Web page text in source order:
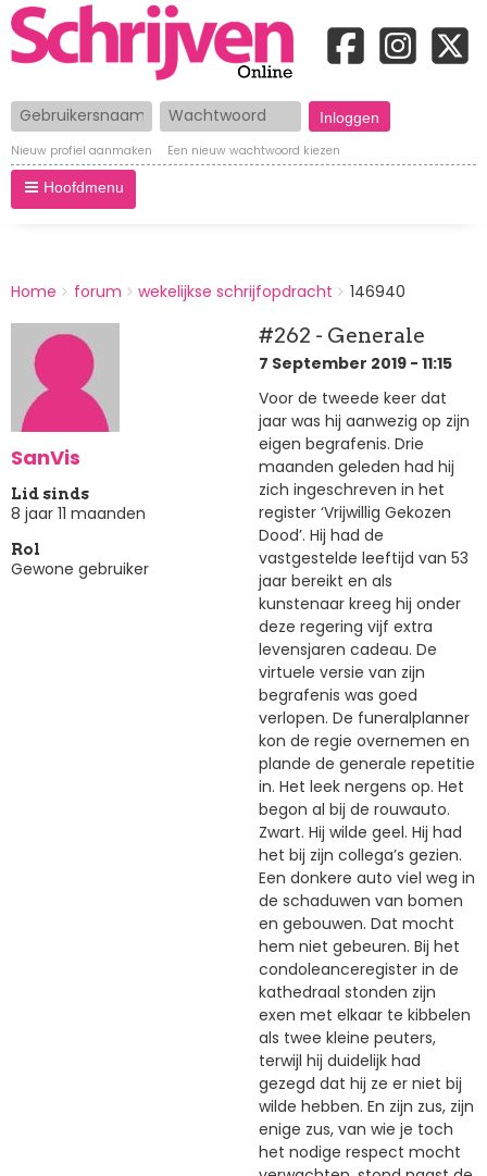
Gebruikersnaam Wachtwoord
Nieuw profiel aanmaken Een nieuw wachtwoord kiezen
Hoofdmenu
BREADCRUMBS
You
here:
Home forum wekelijkse schrijfopdracht 146940
SanVis
Lid sinds
8 jaar 11 maanden
Rol
Gewone gebruiker
#262 - Generale
7 September 2019 - 11:15
Voor de tweede keer dat
jaar was hij aanwezig op zijn
eigen begrafenis. Drie
maanden geleden had hij
zich ingeschreven in het
register ‘Vrijwillig Gekozen
Dood’. Hij had de
vastgestelde leeftijd van 53
jaar bereikt en als
kunstenaar kreeg hij onder
deze regering vijf extra
levensjaren cadeau. De
virtuele versie van zijn
begrafenis was goed
verlopen. De funeralplanner
kon de regie overnemen en
plande de generale repetitie
in. Het leek nergens op. Het
begon al bij de rouwauto.
Zwart. Hij wilde geel. Hij had
het bij zijn collega’s gezien.
Een donkere auto viel weg in
de schaduwen van bomen
en gebouwen. Dat mocht
hem niet gebeuren. Bij het
condoleanceregister in de
kathedraal stonden zijn
exen met elkaar te kibbelen
als twee kleine peuters,
terwijl hij duidelijk had
gezegd dat hij ze er niet bij
wilde hebben. En zijn zus, zijn
enige zus, van wie je toch
het nodige respect mocht